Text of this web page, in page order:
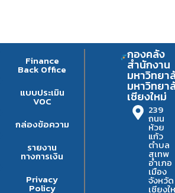
Finance
Back Office
แบบประเมิน
VOC
กล่องข้อความ
รายงาน
ทางการเงิน
Privacy
Policy
กองคลัง
สำนักงาน
มหาวิทยา
มหาวิทยา
เชียงใหม่
239
ถนน
ห้วย
แก้ว
ตำบล
สุเทพ
อำเภอ
เมือง
จังหวัด
เชียงใ